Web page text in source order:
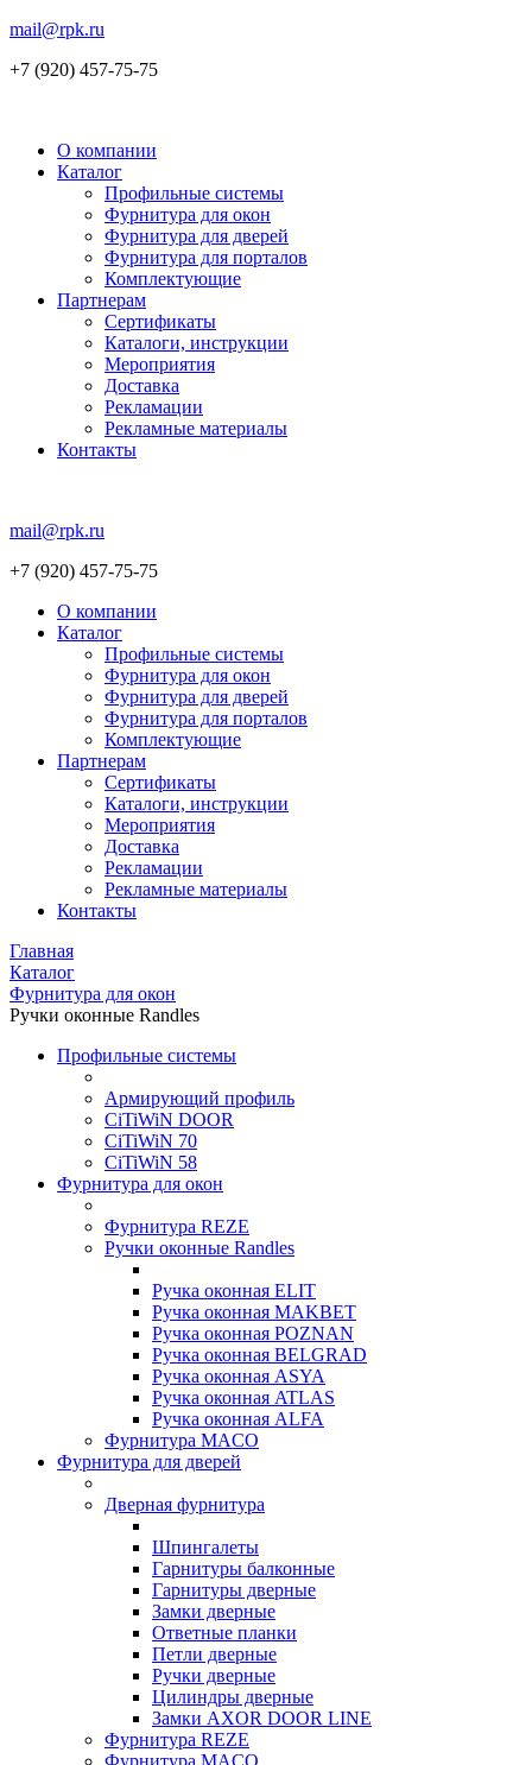
mail@rpk.ru
+7 (920) 457-75-75
О компании
Каталог
Профильные системы
Фурнитура для окон
Фурнитура для дверей
Фурнитура для порталов
Комплектующие
Партнерам
Сертификаты
Каталоги, инструкции
Мероприятия
Доставка
Рекламации
Рекламные материалы
Контакты
mail@rpk.ru
+7 (920) 457-75-75
О компании
Каталог
Профильные системы
Фурнитура для окон
Фурнитура для дверей
Фурнитура для порталов
Комплектующие
Партнерам
Сертификаты
Каталоги, инструкции
Мероприятия
Доставка
Рекламации
Рекламные материалы
Контакты
Главная
Каталог
Фурнитура для окон
Ручки оконные Randles
Профильные системы
Армирующий профиль
CiTiWiN DOOR
CiTiWiN 70
CiTiWiN 58
Фурнитура для окон
Фурнитура REZE
Ручки оконные Randles
Ручка оконная ELIT
Ручка оконная MAKBET
Ручка оконная POZNAN
Ручка оконная BELGRAD
Ручка оконная ASYA
Ручка оконная ATLAS
Ручка оконная ALFA
Фурнитура MACO
Фурнитура для дверей
Дверная фурнитура
Шпингалеты
Гарнитуры балконные
Гарнитуры дверные
Замки дверные
Ответные планки
Петли дверные
Ручки дверные
Цилиндры дверные
Замки AXOR DOOR LINE
Фурнитура REZE
Фурнитура MACO